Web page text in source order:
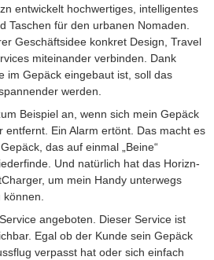
entwickelt hochwertiges, intelligentes
Taschen für den urbanen Nomaden.
Geschäftsidee konkret Design, Travel
miteinander verbinden. Dank
im Gepäck eingebaut ist, soll das
werden.
Beispiel an, wenn sich mein Gepäck
entfernt. Ein Alarm ertönt. Das macht es
das auf einmal „Beine“
Und natürlich hat das Horizn-
um mein Handy unterwegs
angeboten. Dieser Service ist
Egal ob der Kunde sein Gepäck
verpasst hat oder sich einfach